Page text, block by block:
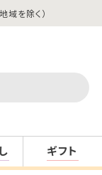
域を除く）
ギフト